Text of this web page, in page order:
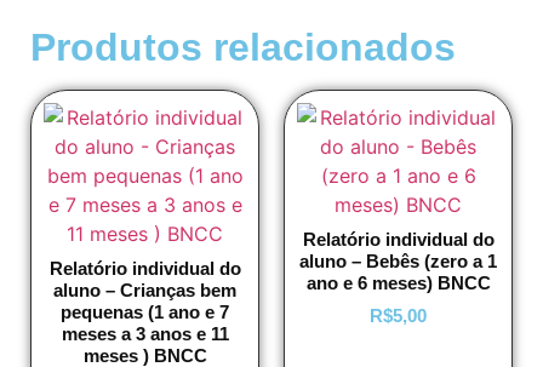
Produtos relacionados
Relatório individual do
aluno – Crianças bem
pequenas (1 ano e 7
meses a 3 anos e 11
meses ) BNCC
Relatório individual do
aluno – Bebês (zero a 1
ano e 6 meses) BNCC
R$5,00